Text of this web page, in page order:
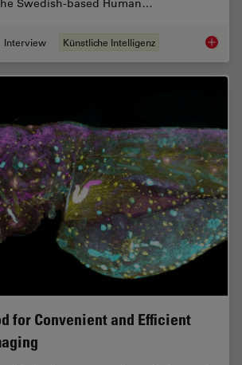
Swedish-based Human…
Interview Künstliche Intelligenz
for Convenient and Efficient